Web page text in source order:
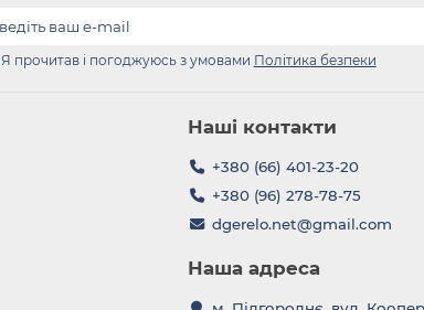
Я прочитав і погоджуюсь з умовами Політика безпеки
Наші контакти
+380 (66) 401-23-20
+380 (96) 278-78-75
dgerelo.net@gmail.com
Наша адреса